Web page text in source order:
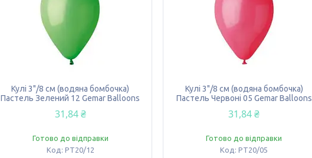
Кулі 3"/8 см (водяна бомбочка)
Пастель Зелений 12 Gemar Balloons
31,84 ₴
Готово до відправки
PT20/12
Кулі 3"/8 см (водяна бомбочка)
Пастель Червоні 05 Gemar Balloons
31,84 ₴
Готово до відправки
PT20/05